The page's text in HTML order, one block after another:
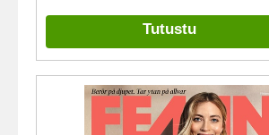
Tutustu